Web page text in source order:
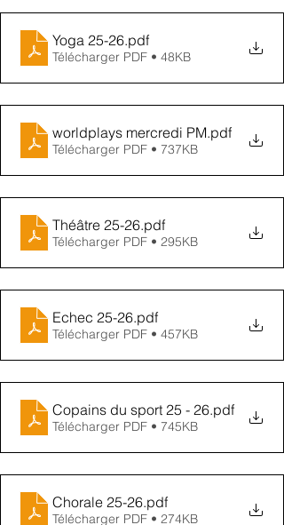
Yoga 25-26.pdf
Télécharger PDF • 48KB
worldplays mercredi PM.pdf
Télécharger PDF • 737KB
Théâtre 25-26.pdf
Télécharger PDF • 295KB
Echec 25-26.pdf
Télécharger PDF • 457KB
Copains du sport 25 - 26.pdf
Télécharger PDF • 745KB
Chorale 25-26.pdf
Télécharger PDF • 274KB